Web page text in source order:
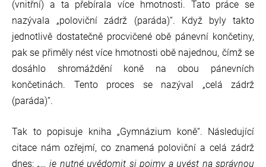
(vnitřní) a ta přebírala více hmotnosti. Tato práce se
nazývala „poloviční zádrž (paráda)“. Když byly takto
jednotlivě dostatečně procvičené obě pánevní končetiny,
pak se přiměly nést více hmotnosti obě najednou, čímž se
dosáhlo shromáždění koně na obou pánevních
končetinách. Tento proces se nazýval „celá zádrž
(paráda)“.
Tak to popisuje kniha „Gymnázium koně“. Následující
citace nám ozřejmí, co znamená poloviční a celá zádrž
dnes: „… je nutné uvědomit si pojmy a uvést na správnou